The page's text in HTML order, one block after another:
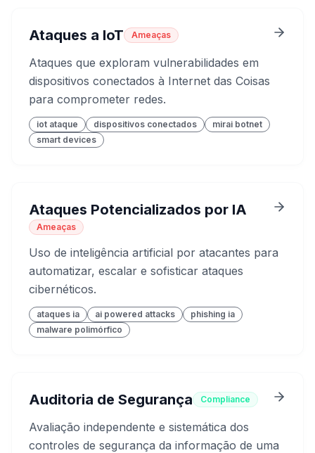
Ataques a IoT Ameaças
Ataques que exploram vulnerabilidades em
dispositivos conectados à Internet das Coisas
para comprometer redes.
iot ataque dispositivos conectados
mirai botnet
smart devices
Ataques Potencializados por IA
Ameaças
Uso de inteligência artificial por atacantes para
automatizar, escalar e sofisticar ataques
cibernéticos.
ataques ia ai powered attacks
phishing ia
malware polimórfico
Auditoria de Segurança Compliance
Avaliação independente e sistemática dos
controles de segurança da informação de uma